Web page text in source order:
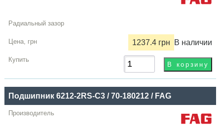
1237.4 грн В наличии
Подшипник 6212-2RS-C3 / 70-180212 / FAG